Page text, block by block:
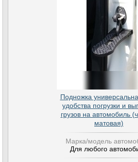
Подножка
удобства погрузки и
грузов на автомобиль
матовая)
Марка/модель
Для любого